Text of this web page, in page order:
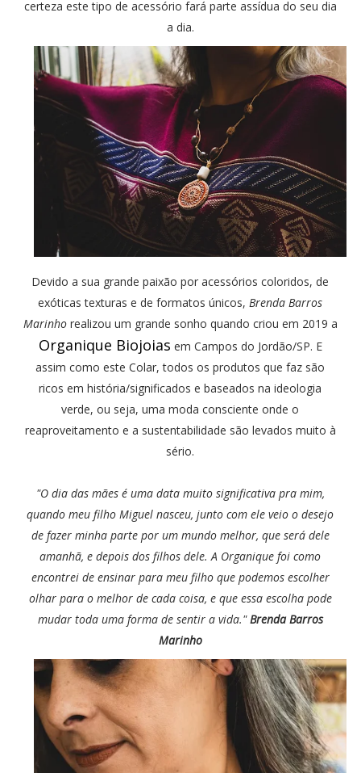
certeza este tipo de acessório fará parte assídua do seu dia
a dia.
Devido a sua grande paixão por acessórios coloridos, de
exóticas texturas e de formatos únicos,Brenda Barros
Marinhorealizou um grande sonho quando criou em 2019 a
Organique Biojoias em Campos do Jordão/SP. E
assim como este Colar, todos os produtos que faz são
ricos em história/significados e baseados na ideologia
verde, ou seja, uma moda consciente onde o
reaproveitamento e a sustentabilidade são levados muito à
sério.
"O dia das mães é uma data muito significativa pra mim,
quando meu filho Miguel nasceu, junto com ele veio o desejo
de fazer minha parte por um mundo melhor, que será dele
amanhã, e depois dos filhos dele. A Organique foi como
encontrei de ensinar para meu filho que podemos escolher
olhar para o melhor de cada coisa, e que essa escolha pode
mudar toda uma forma de sentir a vida."Brenda Barros
Marinho